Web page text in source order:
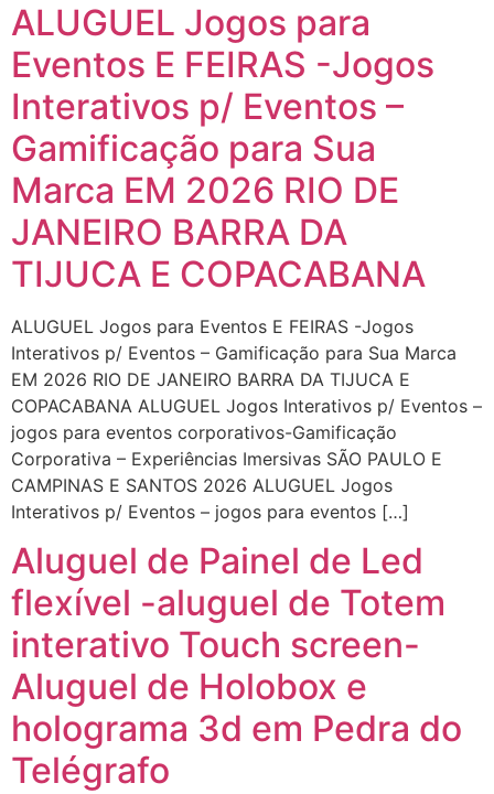
ALUGUEL Jogos para
Eventos E FEIRAS -Jogos
Interativos p/ Eventos –
Gamificação para Sua
Marca EM 2026 RIO DE
JANEIRO BARRA DA
TIJUCA E COPACABANA
ALUGUEL Jogos para Eventos E FEIRAS -Jogos
Interativos p/ Eventos – Gamificação para Sua Marca
EM 2026 RIO DE JANEIRO BARRA DA TIJUCA E
COPACABANA ALUGUEL Jogos Interativos p/ Eventos –
jogos para eventos corporativos-Gamificação
Corporativa – Experiências Imersivas SÃO PAULO E
CAMPINAS E SANTOS 2026 ALUGUEL Jogos
Interativos p/ Eventos – jogos para eventos […]
Aluguel de Painel de Led
flexível -aluguel de Totem
interativo Touch screen-
Aluguel de Holobox e
holograma 3d em Pedra do
Telégrafo